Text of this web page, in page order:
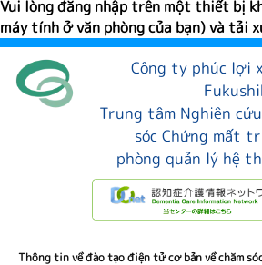
Vui lòng đăng nhập trên một thiết bị
máy tính ở văn phòng của bạn) và tải
Công ty phúc lợi
Trung tâm Nghiên
sóc Chứng mất
phòng quản lý hệ
Thông tin về đào tạo điện tử cơ bản về chăm